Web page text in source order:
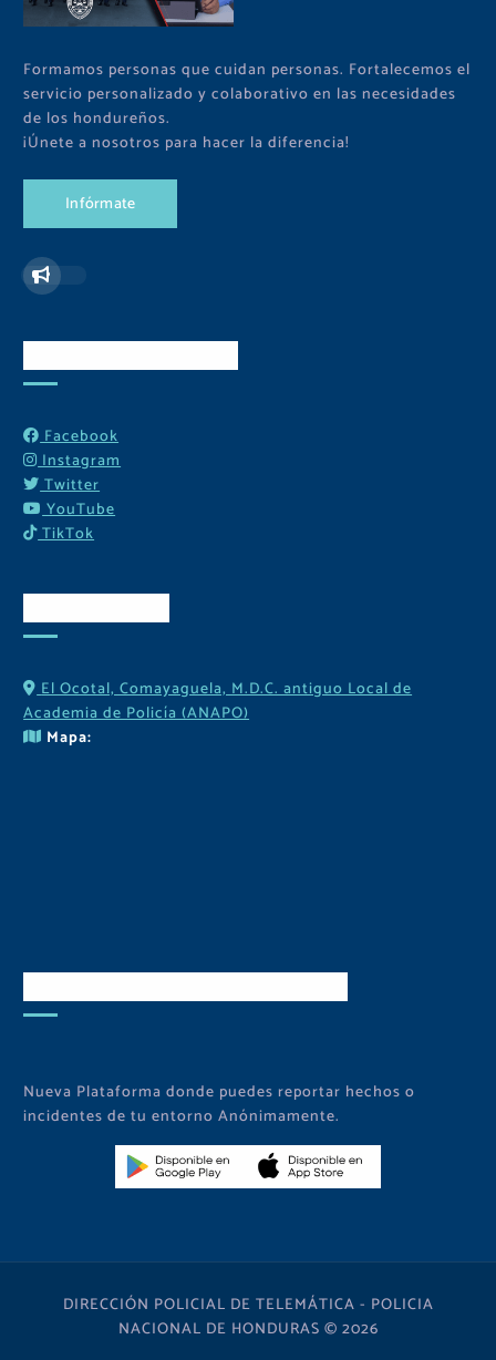
Formamos personas que cuidan personas. Fortalecemos el
servicio personalizado y colaborativo en las necesidades
de los hondureños.
¡Únete a nosotros para hacer la diferencia!
Infórmate
Facebook
Instagram
Twitter
YouTube
TikTok
El Ocotal, Comayaguela, M.D.C. antiguo Local de
Academia de Policía (ANAPO)
Mapa:
Nueva Plataforma donde puedes reportar hechos o
incidentes de tu entorno Anónimamente.
DIRECCIÓN POLICIAL DE TELEMÁTICA - POLICIA
NACIONAL DE HONDURAS © 2026